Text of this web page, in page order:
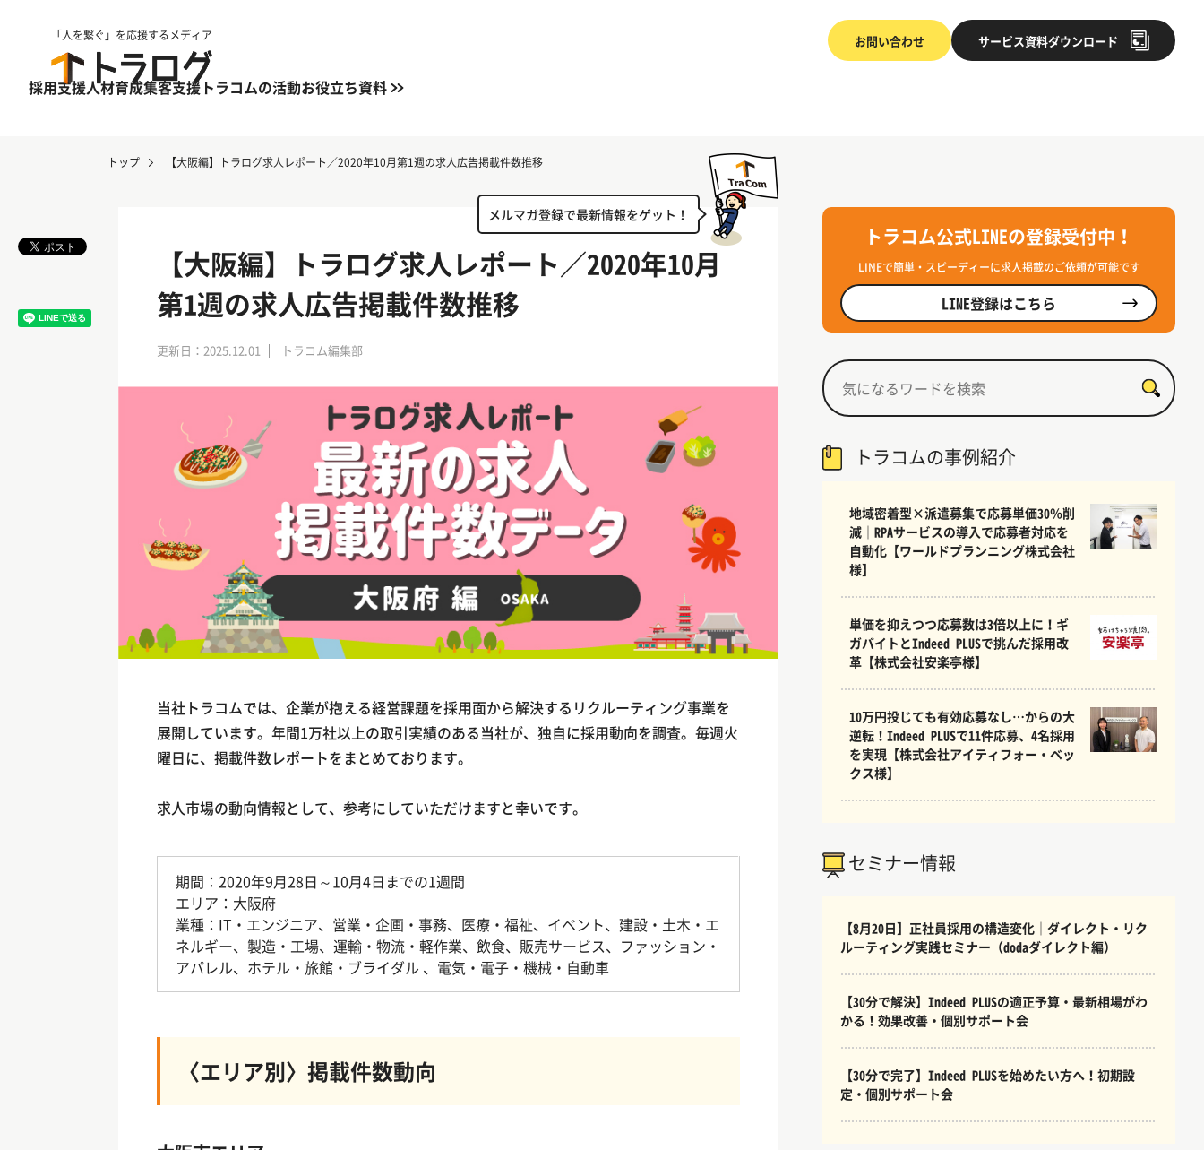
「人を繋ぐ」を応援するメディア お問い合わせ サービス資料ダウンロード
採用支援人材育成集客支援 トラコムの活動お役立ち資料
トップ 【大阪編】トラログ求人レポート／2020年10月第1週の求人広告掲載件数推移
メルマガ登録で最新情報をゲット！
【大阪編】トラログ求人レポート／2020年10月
第1週の求人広告掲載件数推移
更新日：2025.12.01 トラコム編集部
当社トラコムでは、企業が抱える経営課題を採用面から解決するリクルーティング事業を
展開しています。年間1万社以上の取引実績のある当社が、独自に採用動向を調査。毎週火
曜日に、掲載件数レポートをまとめております。
求人市場の動向情報として、参考にしていただけますと幸いです。
期間：2020年9月28日～10月4日までの1週間
エリア：大阪府
業種：IT・エンジニア、営業・企画・事務、医療・福祉、イベント、建設・土木・エ
ネルギー、製造・工場、運輸・物流・軽作業、飲食、販売サービス、ファッション・
アパレル、ホテル・旅館・ブライダル 、電気・電子・機械・自動車
〈エリア別〉掲載件数動向
トラコム公式LINEの登録受付中！
LINEで簡単・スピーディーに求人掲載のご依頼が可能です
LINE登録はこちら
トラコムの事例紹介
地域密着型×派遣募集で応募単価30％削
減｜RPAサービスの導入で応募者対応を
自動化【ワールドプランニング株式会社
様】
単価を抑えつつ応募数は3倍以上に！ギ
ガバイトとIndeed PLUSで挑んだ採用改
革【株式会社安楽亭様】
10万円投じても有効応募なし…からの大
逆転！Indeed PLUSで11件応募、4名採用
を実現【株式会社アイティフォー・ベッ
クス様】
セミナー情報
【8月20日】正社員採用の構造変化｜ダイレクト・リク
ルーティング実践セミナー（dodaダイレクト編）
【30分で解決】Indeed PLUSの適正予算・最新相場がわ
かる！効果改善・個別サポート会
【30分で完了】Indeed PLUSを始めたい方へ！初期設
定・個別サポート会